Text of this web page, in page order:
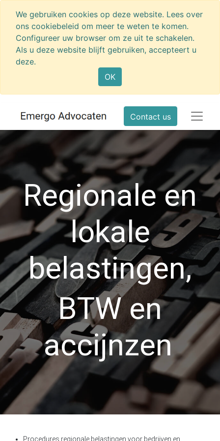
We gebruiken cookies op deze website. Lees over
ons cookiebeleid om meer te weten te komen.
Configureer uw browser om ze uit te schakelen.
Als u deze website blijft gebruiken, accepteert u
deze.
OK
Contact us
Regionale en
lokale
belastingen,
BTW en
accijnzen
Procedures regionale belastingen voor bedrijven en